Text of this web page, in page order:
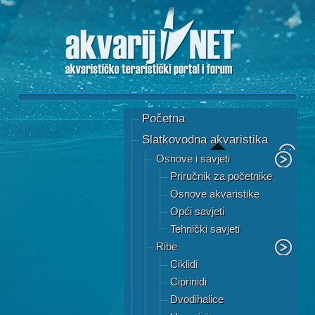
Početna
Slatkovodna akvaristika
Osnove i savjeti
Priručnik za početnike
Osnove akvaristike
Opći savjeti
Tehnički savjeti
Ribe
Ciklidi
Ciprinidi
Dvodihalice